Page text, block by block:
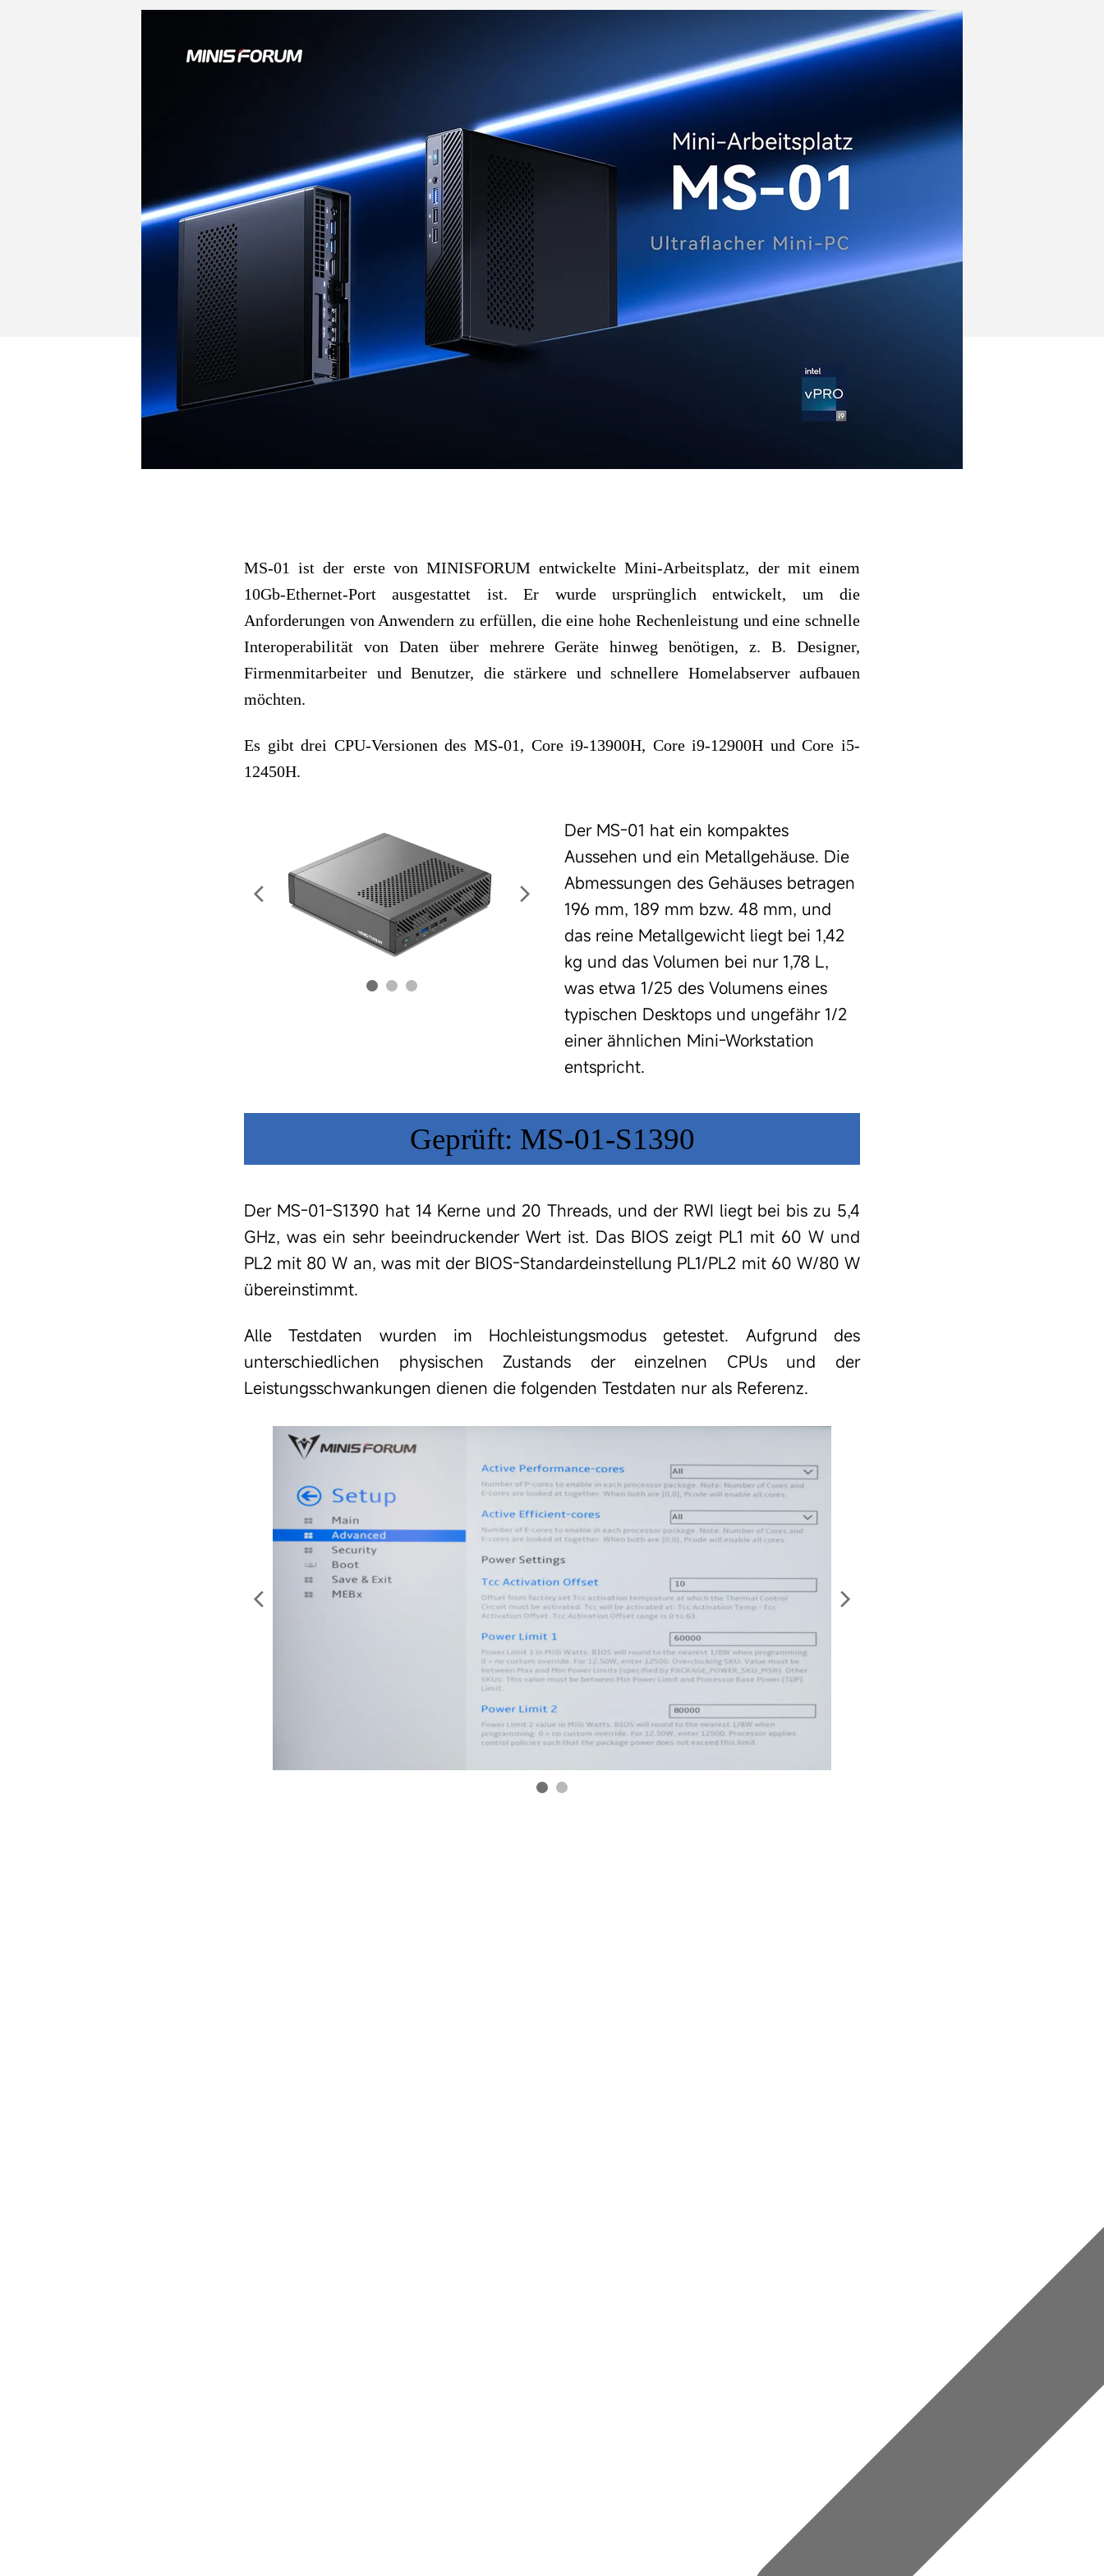
MS-01 ist der erste von MINISFORUM entwickelte Mini-Arbeitsplatz, der mit einem
10Gb-Ethernet-Port ausgestattet ist. Er wurde ursprünglich entwickelt, um die
Anforderungen von Anwendern zu erfüllen, die eine hohe Rechenleistung und eine schnelle
Interoperabilität von Daten über mehrere Geräte hinweg benötigen, z. B. Designer,
Firmenmitarbeiter und Benutzer, die stärkere und schnellere Homelabserver aufbauen
möchten.
Es gibt drei CPU-Versionen des MS-01, Core i9-13900H, Core i9-12900H und Core i5-
12450H.
Der MS-01 hat ein kompaktes
Aussehen und ein Metallgehäuse. Die
Abmessungen des Gehäuses betragen
196 mm, 189 mm bzw. 48 mm, und
das reine Metallgewicht liegt bei 1,42
kg und das Volumen bei nur 1,78 L,
was etwa 1/25 des Volumens eines
typischen Desktops und ungefähr 1/2
einer ähnlichen Mini-Workstation
entspricht.
Geprüft: MS-01-S1390
Der MS-01-S1390 hat 14 Kerne und 20 Threads, und der RWI liegt bei bis zu 5,4
GHz, was ein sehr beeindruckender Wert ist. Das BIOS zeigt PL1 mit 60 W und
PL2 mit 80 W an, was mit der BIOS-Standardeinstellung PL1/PL2 mit 60 W/80 W
übereinstimmt.
Alle Testdaten wurden im Hochleistungsmodus getestet. Aufgrund des
unterschiedlichen physischen Zustands der einzelnen CPUs und der
Leistungsschwankungen dienen die folgenden Testdaten nur als Referenz.